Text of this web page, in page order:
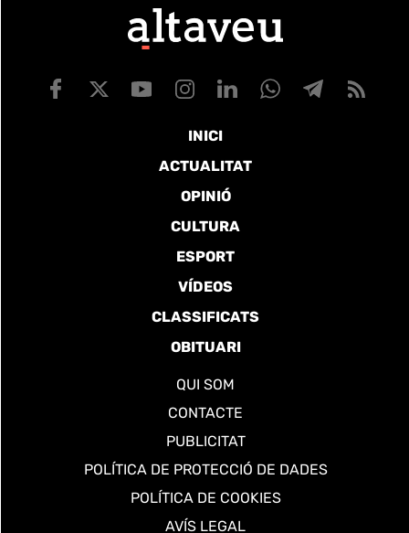
INICI
ACTUALITAT
OPINIÓ
CULTURA
ESPORT
VÍDEOS
CLASSIFICATS
OBITUARI
QUI SOM
CONTACTE
PUBLICITAT
POLÍTICA DE PROTECCIÓ DE DADES
POLÍTICA DE COOKIES
AVÍS LEGAL